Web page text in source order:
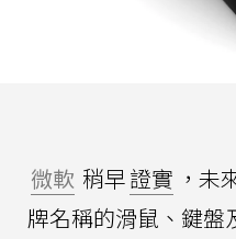
微軟 稍早證實 ，未
牌名稱的滑鼠、鍵盤